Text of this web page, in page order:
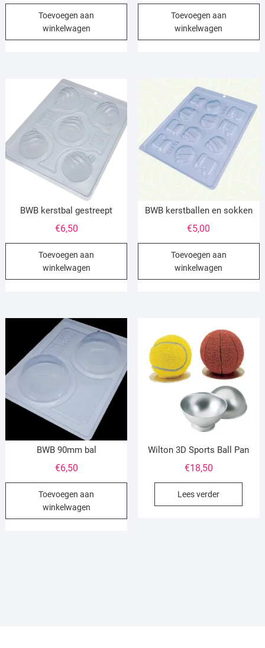
Toevoegen aan
winkelwagen
Toevoegen aan
winkelwagen
BWB kerstbal gestreept
€6,50
Toevoegen aan
winkelwagen
BWB kerstballen en sokken
€5,00
Toevoegen aan
winkelwagen
BWB 90mm bal
€6,50
Toevoegen aan
winkelwagen
Wilton 3D Sports Ball Pan
€18,50
Lees verder